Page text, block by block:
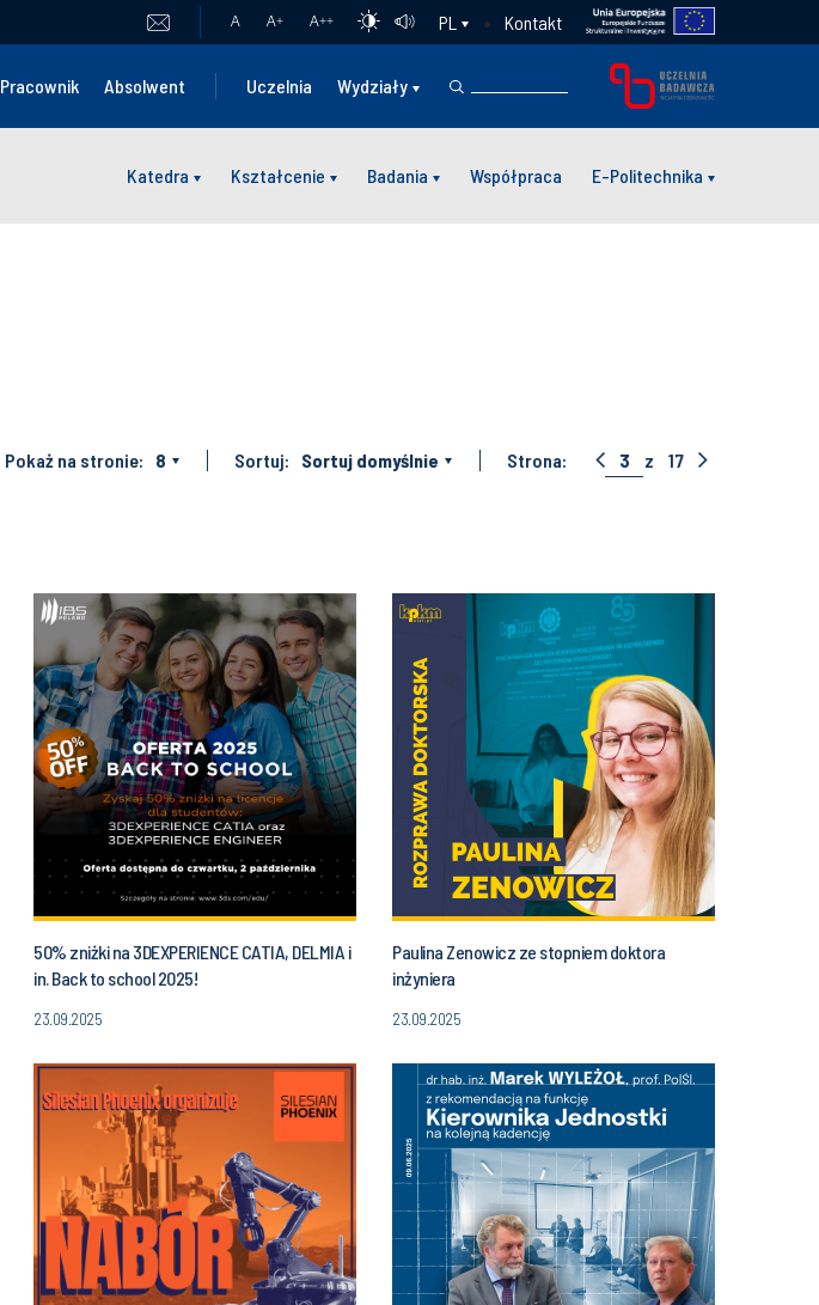
A A+ A++ PL Kontakt
Pracownik Absolwent Uczelnia Wydziały
Katedra Kształcenie Badania Współpraca E-Politechnika
Pokaż na stronie: 8 Sortuj: Sortuj domyślnie Strona: 3 z 17
50% zniżki na 3DEXPERIENCE CATIA, DELMIA i
in. Back to school 2025!
23.09.2025
Paulina Zenowicz ze stopniem doktora
inżyniera
23.09.2025